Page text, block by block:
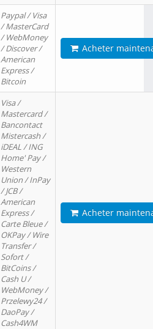
Paypal / Visa
/ MasterCard
/ WebMoney
/ Discover /
American
Express /
Bitcoin
Acheter
Visa /
Mastercard /
Bancontact
Mistercash /
iDEAL / ING
Home' Pay /
Western
Union / InPay
/ JCB /
American
Express /
Carte Bleue /
OKPay / Wire
Transfer /
Sofort /
BitCoins /
Cash U /
WebMoney /
Przelewy24 /
DaoPay /
Cash4WM
Acheter